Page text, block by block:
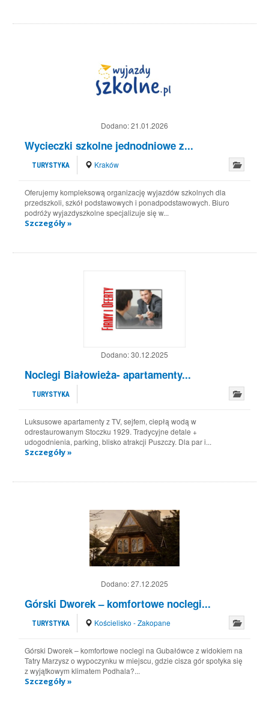
Dodano:21.01.2026
Wycieczki szkolne jednodniowe z...
TURYSTYKA Kraków
Oferujemy kompleksową organizację wyjazdów szkolnych dla
przedszkoli, szkół podstawowych i ponadpodstawowych. Biuro
podróży wyjazdyszkolne specjalizuje się w...
Szczegóły »
Dodano:30.12.2025
Noclegi Białowieża- apartamenty...
TURYSTYKA
Luksusowe apartamenty z TV, sejfem, ciepłą wodą w
odrestaurowanym Stoczku 1929. Tradycyjne detale +
udogodnienia, parking, blisko atrakcji Puszczy. Dla par i...
Szczegóły »
Dodano:27.12.2025
Górski Dworek – komfortowe noclegi...
TURYSTYKA Kościelisko - Zakopane
Górski Dworek – komfortowe noclegi na Gubałówce z widokiem na
Tatry Marzysz o wypoczynku w miejscu, gdzie cisza gór spotyka się
z wyjątkowym klimatem Podhala?...
Szczegóły »